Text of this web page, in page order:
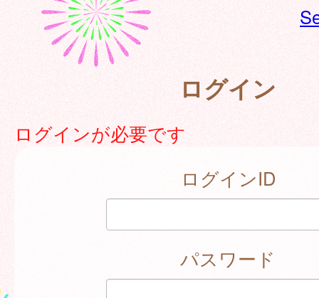
ログイン
ログインが必要です
ログインID
パスワード